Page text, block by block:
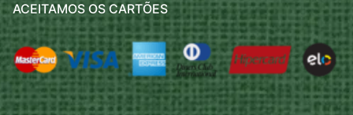
ACEITAMOS OS CARTÕES